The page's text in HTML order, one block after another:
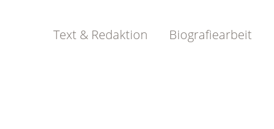
Text & Redaktion Biografiearbeit